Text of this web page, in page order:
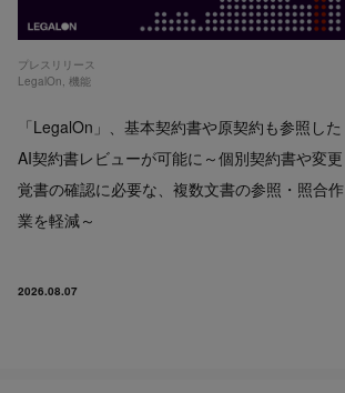
プレスリリース
LegalOn,機能
「LegalOn」、基本契約書や原契約も参照した
AI契約書レビューが可能に～個別契約書や変更
覚書の確認に必要な、複数文書の参照・照合作
業を軽減～
2026.08.07